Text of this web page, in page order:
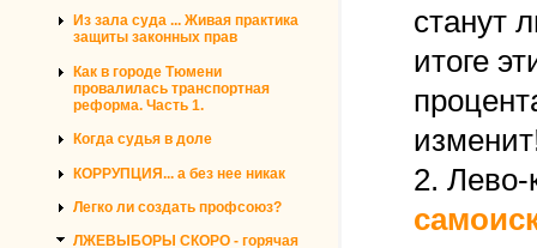
Из зала суда ... Живая практика
защиты законных прав
Как в городе Тюмени
провалилась транспортная
реформа. Часть 1.
Когда судья в доле
КОРРУПЦИЯ... а без нее никак
Легко ли создать профсоюз?
ЛЖЕВЫБОРЫ СКОРО - горячая
станут
итоге
2. Лево-